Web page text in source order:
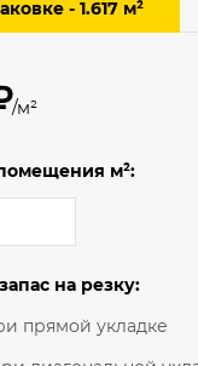
3.5 м
4 м
- 1.617 м²
/м²
м²:
на резку:
прямой укладке